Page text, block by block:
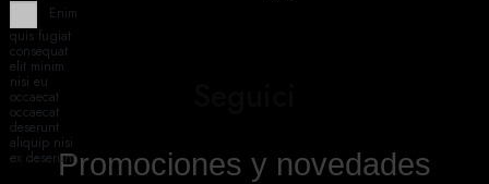
Promociones y novedades
Enim
quis fugiat
consequat
elit minim
nisi eu
occaecat
occaecat
deserunt
aliquip nisi
ex deserunt.